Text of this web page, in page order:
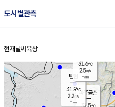
도시별관측
홈
현재날씨 육상
파주금촌
31.5℃
탄현
31.9℃
2.2m/s
-mm
31.6℃
2.5m/s
-mm